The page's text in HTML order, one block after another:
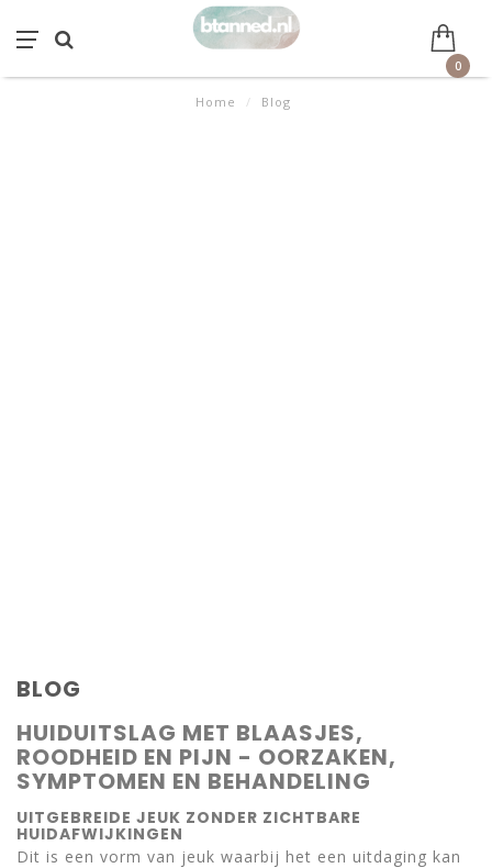
0
Home / Blog
BLOG
HUIDUITSLAG MET BLAASJES,
ROODHEID EN PIJN - OORZAKEN,
SYMPTOMEN EN BEHANDELING
UITGEBREIDE JEUK ZONDER ZICHTBARE
HUIDAFWIJKINGEN
Dit is een vorm van jeuk waarbij het een uitdaging kan